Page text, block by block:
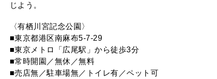
じよう。
〈有栖川宮記念公園〉
■東京都港区南麻布5-7-29
■東京メトロ「広尾駅」から徒歩3分
■常時開園／無休／無料
■売店無／駐車場無／トイレ有／ペット可